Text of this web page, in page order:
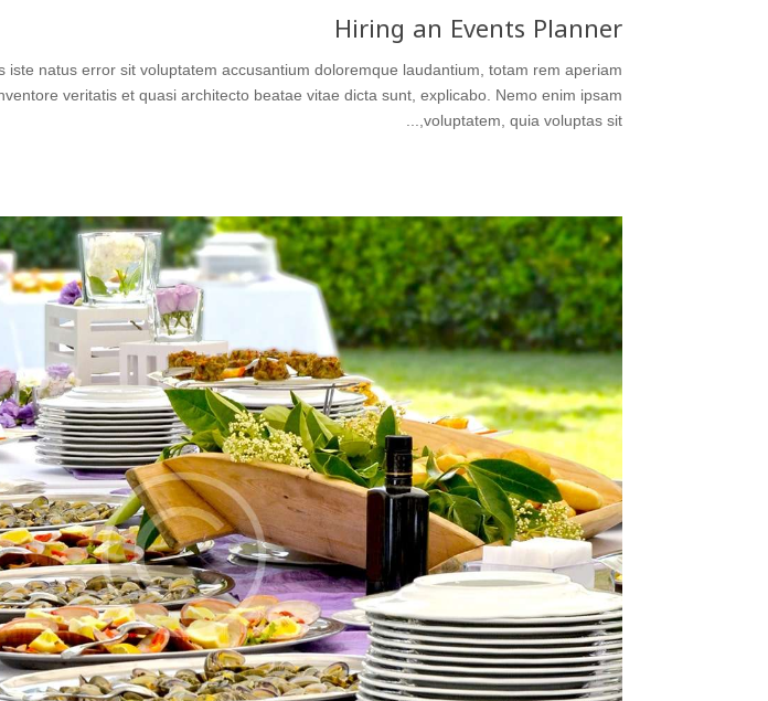
Hiring an Events Planner
iste natus error sit voluptatem accusantium doloremque laudantium, totam rem aperiam
veritatis et quasi architecto beatae vitae dicta sunt, explicabo. Nemo enim ipsam
voluptatem, quia voluptas sit,...